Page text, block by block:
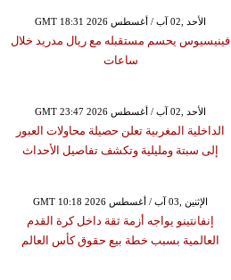
GMT 18:31 2026 الأحد ,02 آب / أغسطس
فينيسيوس يحسم مستقبله مع ريال مدريد خلال
ساعات
GMT 23:47 2026 الأحد ,02 آب / أغسطس
الداخلية المغربية تعلن حصيلة محاولات العبور
إلى سبتة ومليلية وتكشف تفاصيل الأحداث
GMT 10:18 2026 الإثنين ,03 آب / أغسطس
إنفانتينو يواجه أزمة ثقة داخل كرة القدم
العالمية بسبب خطة بيع حقوق كأس العالم